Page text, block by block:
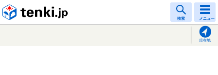
検索 メニュー
現在地